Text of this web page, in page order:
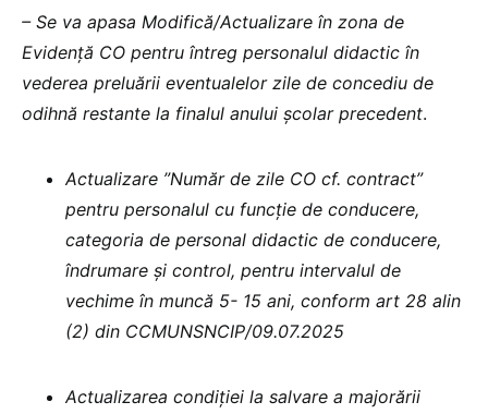
– Se va apasa Modifică/Actualizare în zona de
Evidență CO pentru întreg personalul didactic în
vederea preluării eventualelor zile de concediu de
odihnă restante la finalul anului școlar precedent.
Actualizare ”Număr de zile CO cf. contract”
pentru personalul cu funcție de conducere,
categoria de personal didactic de conducere,
îndrumare și control, pentru intervalul de
vechime în muncă 5- 15 ani, conform art 28 alin
(2) din CCMUNSNCIP/09.07.2025
Actualizarea condiției la salvare a majorării